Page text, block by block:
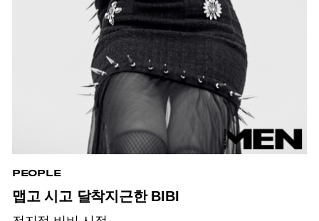
PEOPLE
맵고 시고 달착지근한 BIBI